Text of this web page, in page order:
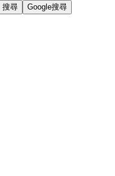
搜尋 Google搜尋